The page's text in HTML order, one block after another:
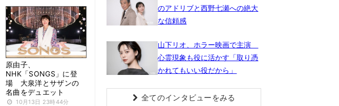
原由子、
NHK「SONGS」に登
場 大泉洋とサザンの
名曲をデュエット
10月13日 23時44分
のアドリブと西野七瀬への絶大
な信頼感
山下リオ、ホラー映画で主演
心霊現象も役に活かす「取り憑
かれてもいい役だから」
全てのインタビューをみる